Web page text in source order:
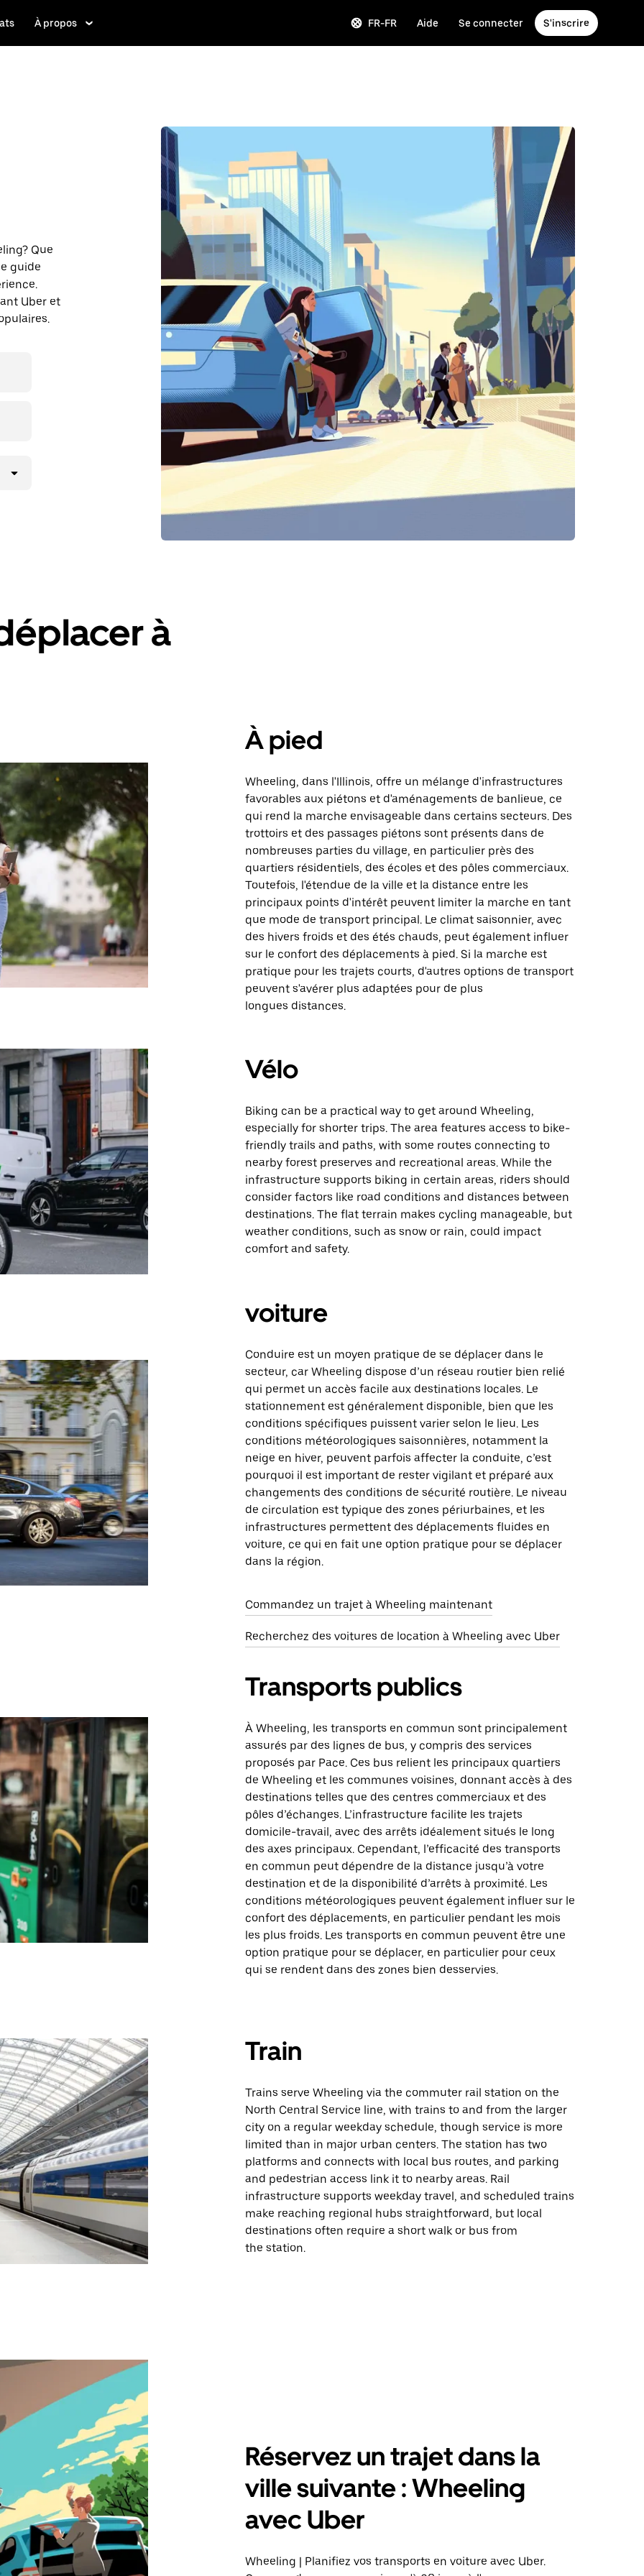
À propos FR-FR Aide Se connecter S'inscrire
Que
guide
Uber et
à
À pied
Wheeling, dans l'Illinois, offre un mélange d'infrastructures
favorables aux piétons et d'aménagements de banlieue, ce
qui rend la marche envisageable dans certains secteurs. Des
trottoirs et des passages piétons sont présents dans de
nombreuses parties du village, en particulier près des
quartiers résidentiels, des écoles et des pôles commerciaux.
Toutefois, l'étendue de la ville et la distance entre les
principaux points d'intérêt peuvent limiter la marche en tant
que mode de transport principal. Le climat saisonnier, avec
des hivers froids et des étés chauds, peut également influer
sur le confort des déplacements à pied. Si la marche est
pratique pour les trajets courts, d'autres options de transport
peuvent s'avérer plus adaptées pour de plus
longues distances.
Vélo
Biking can be a practical way to get around Wheeling,
especially for shorter trips. The area features access to bike-
friendly trails and paths, with some routes connecting to
nearby forest preserves and recreational areas. While the
infrastructure supports biking in certain areas, riders should
consider factors like road conditions and distances between
destinations. The flat terrain makes cycling manageable, but
weather conditions, such as snow or rain, could impact
comfort and safety.
voiture
Conduire est un moyen pratique de se déplacer dans le
secteur, car Wheeling dispose d’un réseau routier bien relié
qui permet un accès facile aux destinations locales. Le
stationnement est généralement disponible, bien que les
conditions spécifiques puissent varier selon le lieu. Les
conditions météorologiques saisonnières, notamment la
neige en hiver, peuvent parfois affecter la conduite, c’est
pourquoi il est important de rester vigilant et préparé aux
changements des conditions de sécurité routière. Le niveau
de circulation est typique des zones périurbaines, et les
infrastructures permettent des déplacements fluides en
voiture, ce qui en fait une option pratique pour se déplacer
dans la région.
Commandez un trajet à Wheeling maintenant
Recherchez des voitures de location à Wheeling avec Uber
Transports publics
À Wheeling, les transports en commun sont principalement
assurés par des lignes de bus, y compris des services
proposés par Pace. Ces bus relient les principaux quartiers
de Wheeling et les communes voisines, donnant accès à des
destinations telles que des centres commerciaux et des
pôles d’échanges. L’infrastructure facilite les trajets
domicile-travail, avec des arrêts idéalement situés le long
des axes principaux. Cependant, l’efficacité des transports
en commun peut dépendre de la distance jusqu’à votre
destination et de la disponibilité d’arrêts à proximité. Les
conditions météorologiques peuvent également influer sur le
confort des déplacements, en particulier pendant les mois
les plus froids. Les transports en commun peuvent être une
option pratique pour se déplacer, en particulier pour ceux
qui se rendent dans des zones bien desservies.
Train
Trains serve Wheeling via the commuter rail station on the
North Central Service line, with trains to and from the larger
city on a regular weekday schedule, though service is more
limited than in major urban centers. The station has two
platforms and connects with local bus routes, and parking
and pedestrian access link it to nearby areas. Rail
infrastructure supports weekday travel, and scheduled trains
make reaching regional hubs straightforward, but local
destinations often require a short walk or bus from
the station.
Réservez un trajet dans la
ville suivante : Wheeling
avec Uber
Wheeling | Planifiez vos transports en voiture avec Uber.